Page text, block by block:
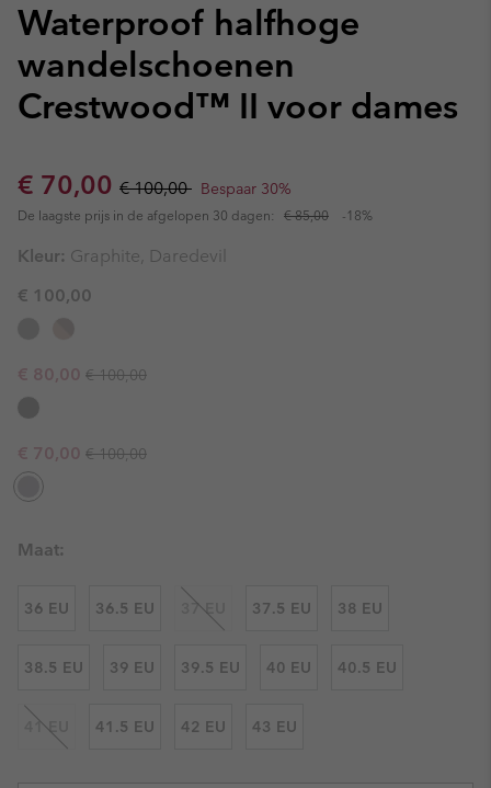
Waterproof halfhoge
wandelschoenen
Crestwood™ II voor dames
Sale price:
€ 70,00 Regular price:
€ 100,00 Bespaar 30%
De laagste prijs in de afgelopen 30 dagen: € 85,00 -18%
Kleur: Graphite, Daredevil
€ 100,00
Sale price:
€ 80,00 Regular price:
€ 100,00
Sale price:
€ 70,00 Regular price:
€ 100,00
Maat:
36 EU 36.5 EU 37 EU 37.5 EU 38 EU
38.5 EU 39 EU 39.5 EU 40 EU 40.5 EU
41 EU 41.5 EU 42 EU 43 EU